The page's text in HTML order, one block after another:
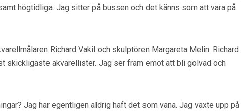
högtidliga. Jag sitter på bussen och det känns som att vara på
Richard Vakil och skulptören Margareta Melin. Richard
skickligaste akvarellister. Jag ser fram emot att bli golvad och
Jag har egentligen aldrig haft det som vana. Jag växte upp på